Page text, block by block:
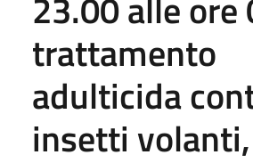
trattamento
adulticida
insetti volanti,